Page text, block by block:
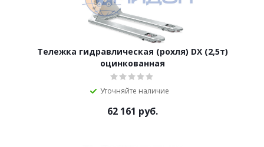
Тележка гидравлическая (рохля) DX (2,5т)
оцинкованная
Уточняйте наличие
62 161 руб.